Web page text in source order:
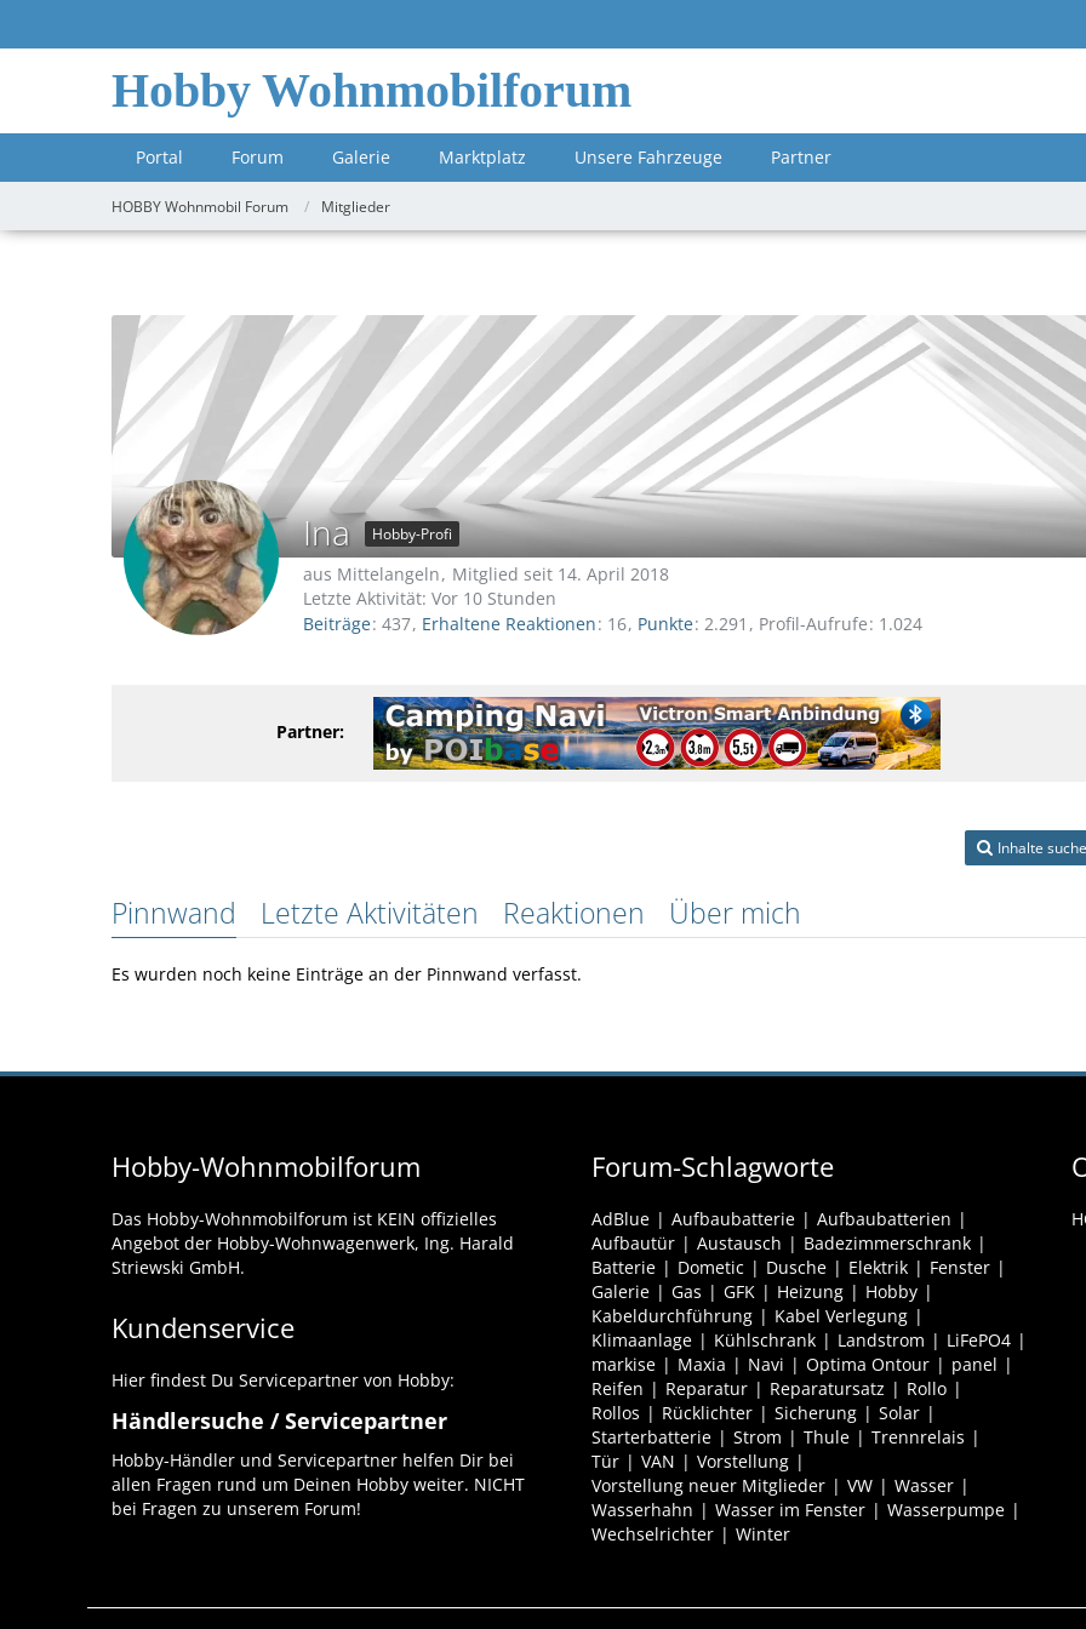
Hobby Wohnmobilforum
Portal Forum Galerie Marktplatz Unsere Fahrzeuge Partner
HOBBY Wohnmobil Forum Mitglieder
Ina Hobby-Profi
aus Mittelangeln
Mitglied seit 14. April 2018
Letzte Aktivität: Vor 10 Stunden
Beiträge 437 Erhaltene Reaktionen 16 Punkte 2.291 Profil-Aufrufe 1.024
Partner:
Inhalte
Pinnwand Letzte Aktivitäten Reaktionen Über mich
Es wurden noch keine Einträge an der Pinnwand verfasst.
Hobby-Wohnmobilforum
Das Hobby-Wohnmobilforum ist KEIN offizielles
Angebot der Hobby-Wohnwagenwerk, Ing. Harald
Striewski GmbH.
Kundenservice
Hier findest Du Servicepartner von Hobby:
Händlersuche / Servicepartner
Hobby-Händler und Servicepartner helfen Dir bei
allen Fragen rund um Deinen Hobby weiter. NICHT
bei Fragen zu unserem Forum!
Forum-Schlagworte
AdBlue Aufbaubatterie
Aufbaubatterien
Aufbautür
Austausch
Badezimmerschrank
Batterie
Dometic Dusche Elektrik
Fenster
Galerie
Gas GFK Heizung
Hobby
Kabeldurchführung
Kabel Verlegung
Klimaanlage
Kühlschrank Landstrom
LiFePO4
markise
Maxia Navi Optima Ontour
panel
Reifen
Reparatur Reparatursatz
Rollo
Rollos
Rücklichter Sicherung
Solar
Starterbatterie
Strom Thule
Trennrelais
Tür
VAN
Vorstellung
Vorstellung neuer Mitglieder
VW
Wasser
Wasserhahn
Wasser im Fenster
Wasserpumpe
Wechselrichter
Winter